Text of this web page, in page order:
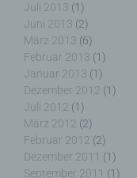
Juli 2013 (1)
Juni 2013 (2)
März 2013 (6)
Februar 2013 (1)
Januar 2013 (1)
Dezember 2012 (1)
Juli 2012 (1)
März 2012 (2)
Februar 2012 (2)
Dezember 2011 (1)
September 2011 (1)
Die
Internetseite
allgemeinen
allgemeinen
den Logfiles
werden können
und Versionen,
verwendete
von welcher ein